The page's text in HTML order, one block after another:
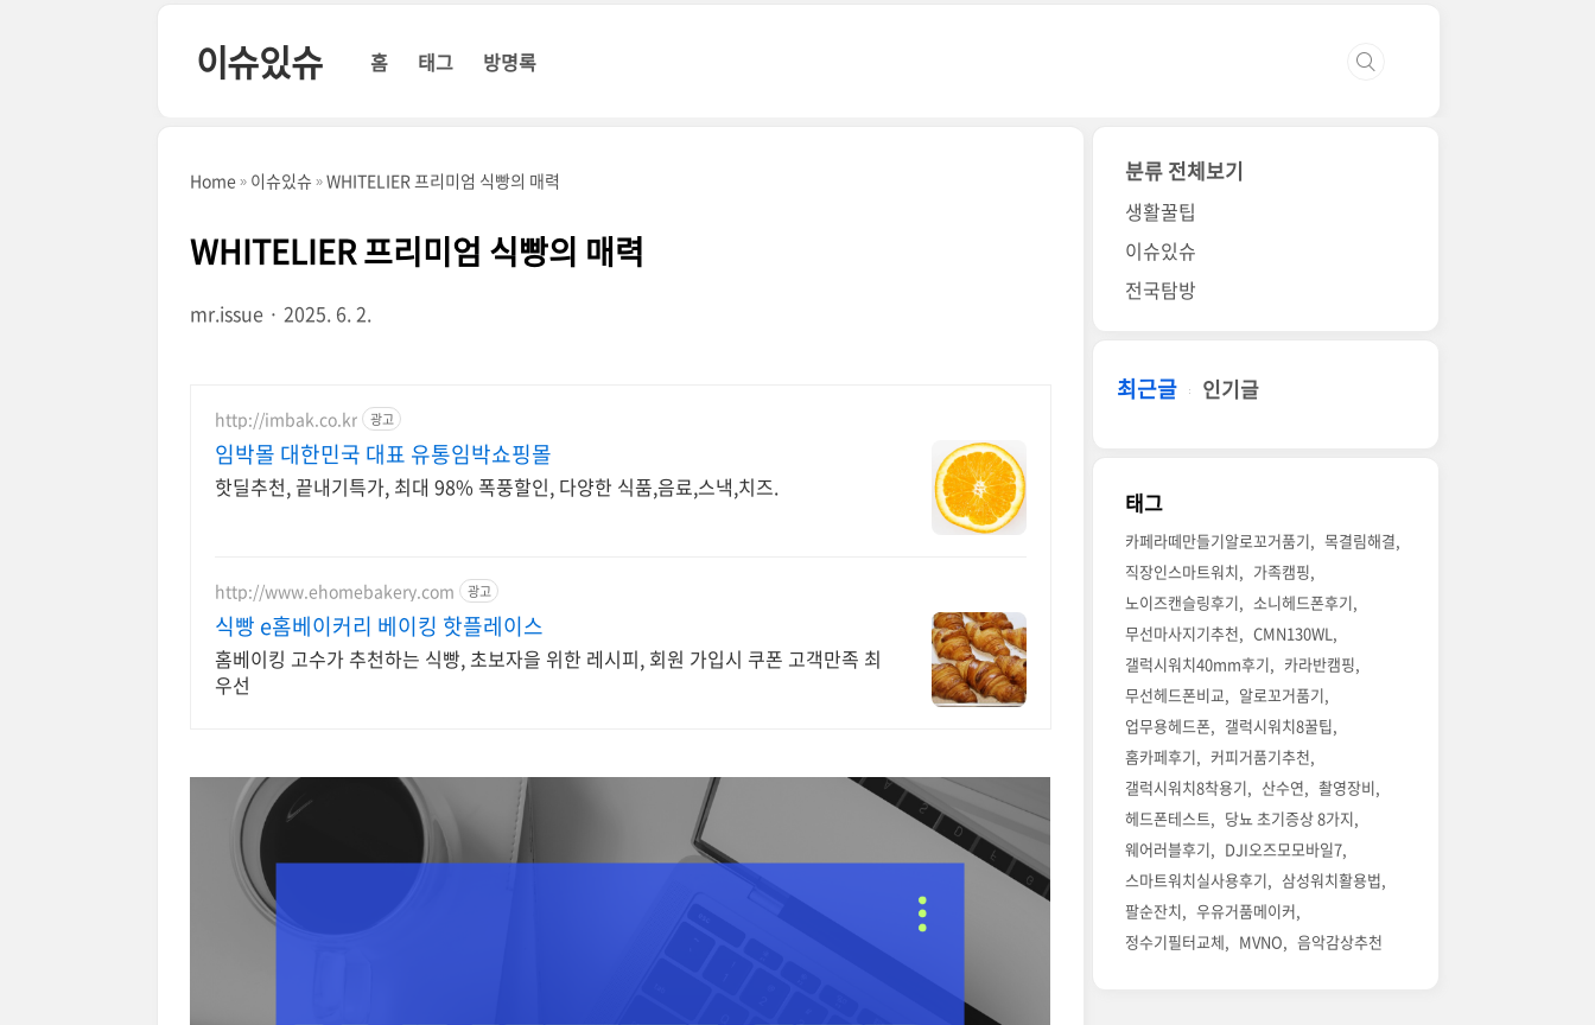
이슈있슈 홈 태그 방명록
Home 이슈있슈 WHITELIER 프리미엄 식빵의 매력
WHITELIER 프리미엄 식빵의 매력
mr.issue 2025. 6. 2.
http://imbak.co.kr 광고
임박몰 대한민국 대표 유통임박쇼핑몰
핫딜추천, 끝내기특가, 최대 98% 폭풍할인, 다양한 식품,음료,스낵,치즈.
http://www.ehomebakery.com 광고
식빵 e홈베이커리 베이킹 핫플레이스
홈베이킹 고수가 추천하는 식빵, 초보자을 위한 레시피, 회원 가입시 쿠폰 고객만족 최
우선
분류 전체보기
생활꿀팁
이슈있슈
전국탐방
최근글 인기글
태그
카페라떼만들기알로꼬거품기
목결림해결
직장인스마트워치
가족캠핑
노이즈캔슬링후기
소니헤드폰후기
무선마사지기추천
CMN130WL
갤럭시워치40mm후기
카라반캠핑
무선헤드폰비교
알로꼬거품기
업무용헤드폰
갤럭시워치8꿀팁
홈카페후기
커피거품기추천
갤럭시워치8착용기
산수연
촬영장비
헤드폰테스트
당뇨 초기증상 8가지
웨어러블후기
DJI오즈모모바일7
스마트워치실사용후기
삼성워치활용법
팔순잔치
우유거품메이커
정수기필터교체
MVNO 음악감상추천